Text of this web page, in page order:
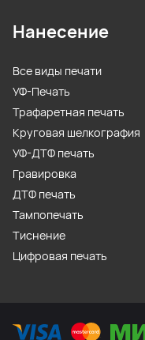
Нанесение
Все виды печати
УФ-Печать
Трафаретная печать
Круговая шелкография
УФ-ДТФ печать
Гравировка
ДТФ печать
Тампопечать
Тиснение
Цифровая печать